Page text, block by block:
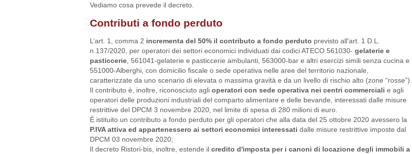
Vediamo cosa prevede il decreto.
Contributi a fondo perduto
L’art. 1, comma 2 incrementa del 50% il contributo a fondo perduto previsto all'art. 1 D.L.
n.137/2020, per operatori dei settori economici individuati dai codici ATECO 561030- gelaterie e
pasticcerie, 561041-gelaterie e pasticcerie ambulanti, 563000-bar e altri esercizi simili senza cucina e
551000-Alberghi, con domicilio fiscale o sede operativa nelle aree del territorio nazionale,
caratterizzate da uno scenario di elevata o massima gravità e da un livello di rischio alto (zone “rosse”).
Il contributo è, inoltre, riconosciuto agli operatori con sede operativa nei centri commerciali e agli
operatori delle produzioni industriali del comparto alimentare e delle bevande, interessati dalle misure
restrittive del DPCM 3 novembre 2020, nel limite di spesa di 280 milioni di euro.
È istituito un contributo a fondo perduto per gli operatori che alla data del 25 ottobre 2020 avessero la
P.IVA attiva ed appartenessero ai settori economici interessati dalle misure restrittive imposte dal
DPCM 03 novembre 2020;
Il decreto Ristori-bis, inoltre, estende il credito d'imposta per i canoni di locazione degli immobili a